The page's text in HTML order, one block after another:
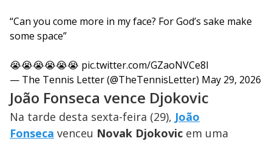
“Can you come more in my face? For God’s sake make
some space”
😭😭😭😭😭😭 pic.twitter.com/GZaoNVCe8I
— The Tennis Letter (@TheTennisLetter) May 29, 2026
João Fonseca vence Djokovic
Na tarde desta sexta-feira (29), João
Fonseca venceu Novak Djokovic em uma